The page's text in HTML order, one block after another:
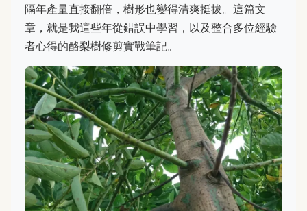
隔年產量直接翻倍，樹形也變得清爽挺拔。這篇文
章，就是我這些年從錯誤中學習，以及整合多位經驗
者心得的酪梨樹修剪實戰筆記。